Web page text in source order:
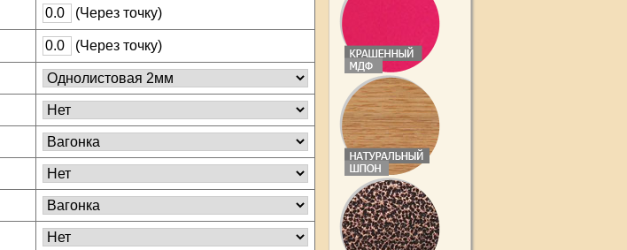
(Через точку)
(Через точку)